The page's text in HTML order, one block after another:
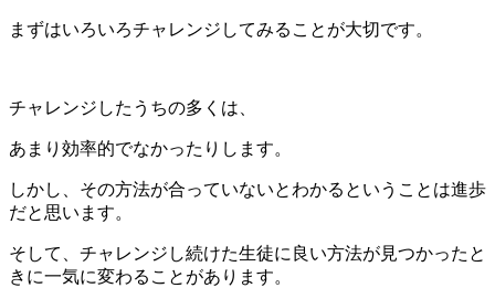
まずはいろいろチャレンジしてみることが大切です。
チャレンジしたうちの多くは、
あまり効率的でなかったりします。
しかし、その方法が合っていないとわかるということは進歩
だと思います。
そして、チャレンジし続けた生徒に良い方法が見つかったと
きに一気に変わることがあります。